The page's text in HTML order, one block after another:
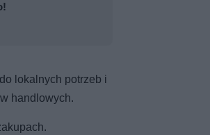
lokalnych potrzeb i
handlowych.